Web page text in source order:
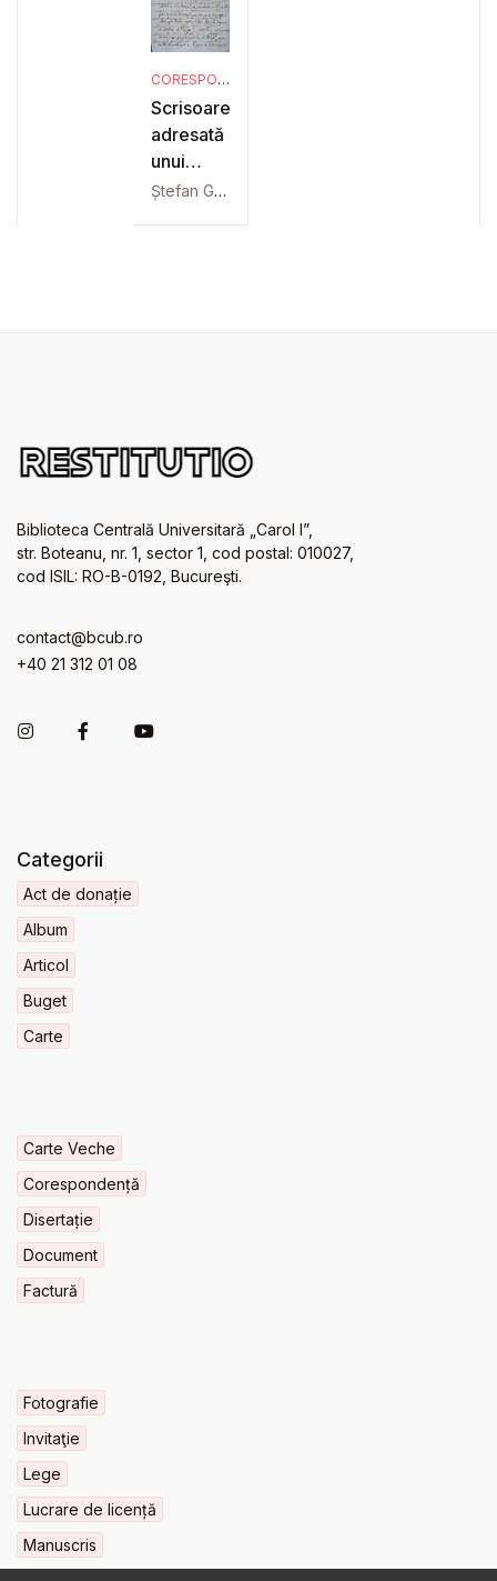
CORESPONDENȚĂ
Scrisoare
adresată
unui
destinatar
Ștefan Golescu
Biblioteca Centrală Universitară „Carol I”,
str. Boteanu, nr. 1, sector 1, cod postal: 010027,
cod ISIL: RO-B-0192, Bucureşti.
contact@bcub.ro
+40 21 312 01 08
Categorii
Act de donație
Album
Articol
Buget
Carte
Carte Veche
Corespondență
Disertație
Document
Factură
Fotografie
Invitaţie
Lege
Lucrare de licență
Manuscris